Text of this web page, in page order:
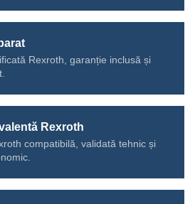
Rexroth, garanție inclusă și
Rexroth
compatibilă, validată tehnic și